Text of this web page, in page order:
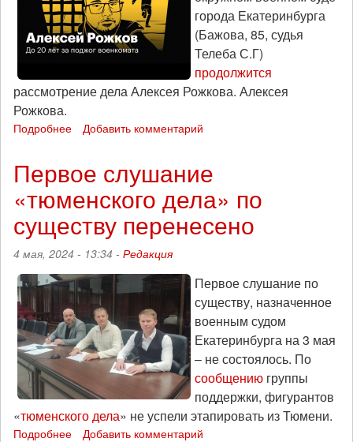
города Екатеринбурга
(Бажова, 85, судья
Телеба С.Г)
продолжится
рассмотрение дела Алексея Рожкова. Алексея
Рожкова.
Подробнее
над
Рожковым
и
видео
о
нем
Добавить комментарий
Первое слушание
«тюменского дела» по
существу перенесено
4 мая, 2024 - 13:34 - Редакция
Первое слушание по
существу, назначенное
военным судом
Екатеринбурга на 3 мая
– не состоялось. По
сообщению группы
поддержки, фигурантов
«тюменского дела» не успели этапировать из Тюмени.
Подробнее Добавить комментарий